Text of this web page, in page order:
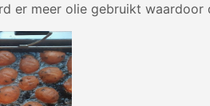
er meer olie gebruikt